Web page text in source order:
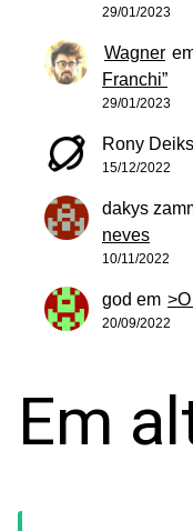
29/01/2023
Wagner
Franchi”
29/01/2023
Rony
15/12/2022
dakys
neves
10/11/2022
god em
20/09/2022
Em